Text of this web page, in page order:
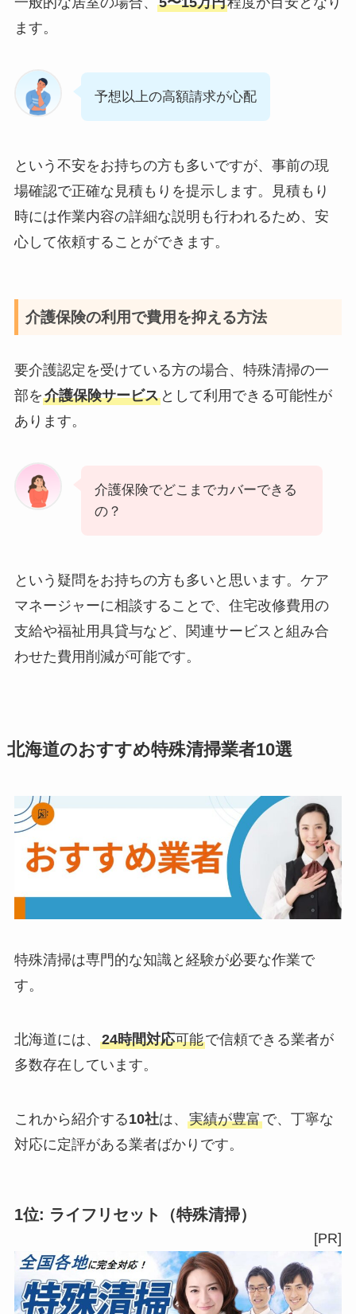
ます。
予想以上の高額請求が心配
という不安をお持ちの方も多いですが、事前の現
場確認で正確な見積もりを提示します。見積もり
時には作業内容の詳細な説明も行われるため、安
心して依頼することができます。
介護保険の利用で費用を抑える方法
要介護認定を受けている方の場合、特殊清掃の一
部を介護保険サービスとして利用できる可能性が
あります。
介護保険でどこまでカバーできる
の？
という疑問をお持ちの方も多いと思います。ケア
マネージャーに相談することで、住宅改修費用の
支給や福祉用具貸与など、関連サービスと組み合
わせた費用削減が可能です。
北海道のおすすめ特殊清掃業者10選
特殊清掃は専門的な知識と経験が必要な作業で
す。
北海道には、 24時間対応可能で信頼できる業者が
多数存在しています。
これから紹介する10社は、 実績が豊富で、丁寧な
対応に定評がある業者ばかりです。
1位: ライフリセット （特殊清掃）
[PR]